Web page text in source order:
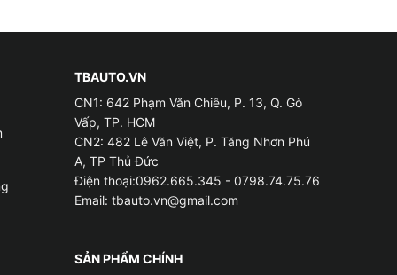
TBAUTO.VN
CN1: 642 Phạm Văn Chiêu, P. 13, Q. Gò
Vấp, TP. HCM
CN2: 482 Lê Văn Việt, P. Tăng Nhơn Phú
A, TP Thủ Đức
Điện thoại:0962.665.345 - 0798.74.75.76
Email: tbauto.vn@gmail.com
SẢN PHẨM CHÍNH